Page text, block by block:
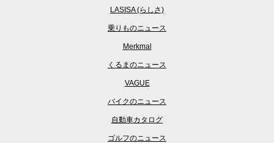
LASISA (らしさ)
乗りものニュース
Merkmal
くるまのニュース
VAGUE
バイクのニュース
自動車カタログ
ゴルフのニュース